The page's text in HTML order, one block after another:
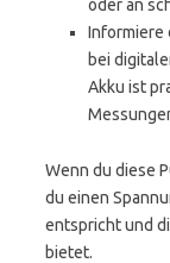
oder an
Informiere
bei
Akku ist
Wenn du diese
du einen
entspricht und
bietet.